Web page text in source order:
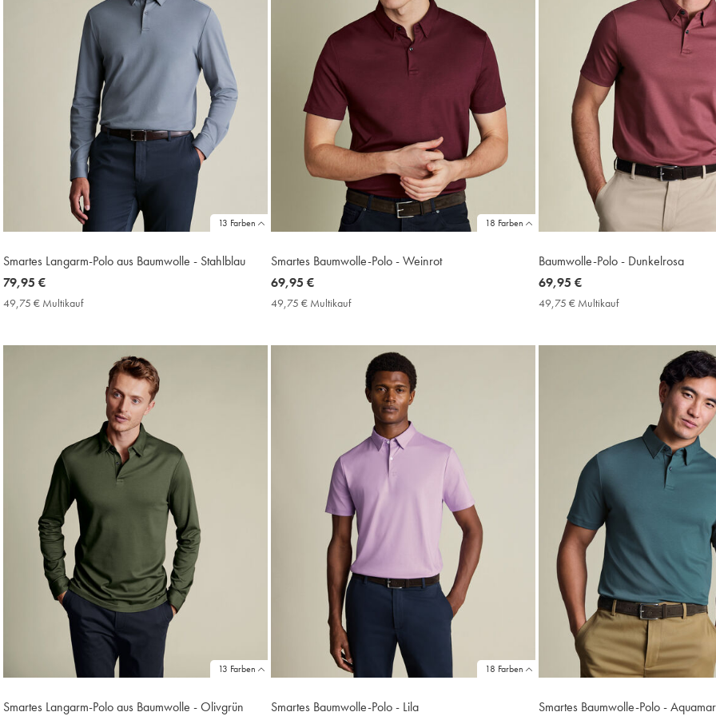
13 Farben
Smartes Langarm-Polo aus Baumwolle - Stahlblau
now
79,95
79,95 €
49,75 € Multikauf49,75
Price
18 Farben
Smartes Baumwolle-Polo - Weinrot
now
69,95
69,95 €
49,75 € Multikauf49,75
Price
Baumwolle-Polo - Dunkelrosa
now
69,95
69,95 €
49,75 € Multikauf49,75
Price
13 Farben
Smartes Langarm-Polo aus Baumwolle - Olivgrün
18 Farben
Smartes Baumwolle-Polo - Lila
Smartes Baumwolle-Polo -